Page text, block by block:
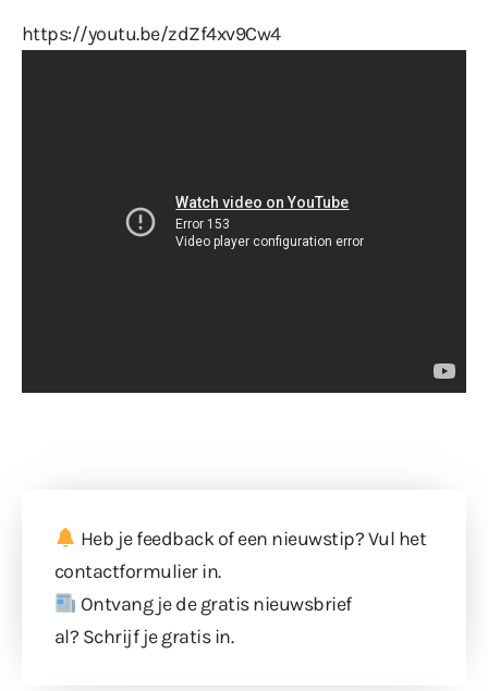
https://youtu.be/zdZf4xv9Cw4
Heb je feedback of een nieuwstip? Vul het
contactformulierin.
Ontvang je de gratis nieuwsbrief
al? Schrijf je gratis in.